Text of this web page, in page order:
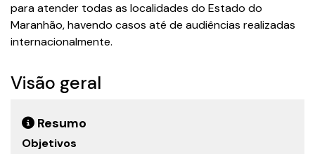
para atender todas as localidades do Estado do
Maranhão, havendo casos até de audiências realizadas
internacionalmente.
Visão geral
Resumo
Objetivos